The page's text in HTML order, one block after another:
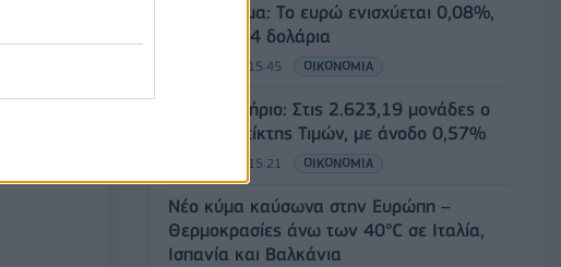
Συνάλλαγμα: Το ευρώ ενισχύεται 0,08%,
στα 1,1534 δολάρια
07/08/2026 - 15:45 ΟΙΚΟΝΟΜΙΑ
Χρηματιστήριο: Στις 2.623,19 μονάδες ο
Γενικός Δείκτης Τιμών, με άνοδο 0,57%
07/08/2026 - 15:21 ΟΙΚΟΝΟΜΙΑ
Νέο κύμα καύσωνα στην Ευρώπη –
Θερμοκρασίες άνω των 40°C σε Ιταλία,
Ισπανία και Βαλκάνια